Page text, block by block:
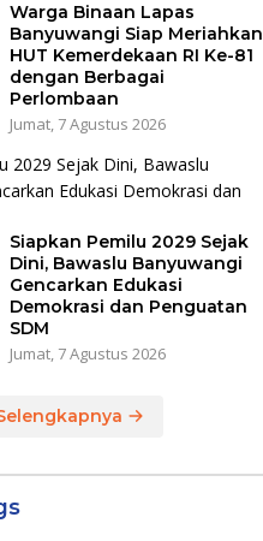
Warga Binaan Lapas
Banyuwangi Siap Meriahkan
HUT Kemerdekaan RI Ke-81
dengan Berbagai
Perlombaan
Jumat, 7 Agustus 2026
Siapkan Pemilu 2029 Sejak
Dini, Bawaslu Banyuwangi
Gencarkan Edukasi
Demokrasi dan Penguatan
SDM
Jumat, 7 Agustus 2026